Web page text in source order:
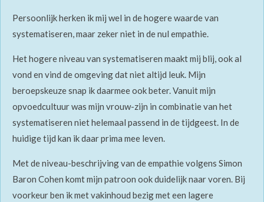
Persoonlijk herken ik mij wel in de hogere waarde van
systematiseren, maar zeker niet in de nul empathie.
Het hogere niveau van systematiseren maakt mij blij, ook al
vond en vind de omgeving dat niet altijd leuk. Mijn
beroepskeuze snap ik daarmee ook beter. Vanuit mijn
opvoedcultuur was mijn vrouw-zijn in combinatie van het
systematiseren niet helemaal passend in de tijdgeest. In de
huidige tijd kan ik daar prima mee leven.
Met de niveau-beschrijving van de empathie volgens Simon
Baron Cohen komt mijn patroon ook duidelijk naar voren. Bij
voorkeur ben ik met vakinhoud bezig met een lagere